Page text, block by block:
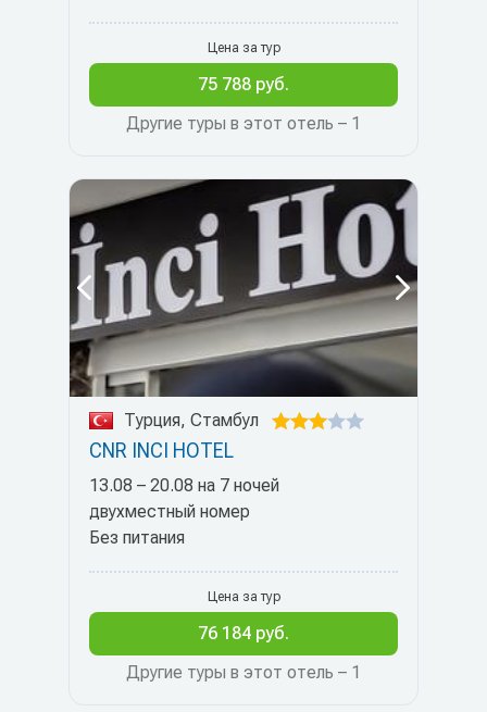
Другие туры в этот отель – 1
Цена за тур
75 788 руб.
Турция, Стамбул
CNR INCI HOTEL
13.08 – 20.08 на 7 ночей
двухместный номер
Без питания
Другие туры в этот отель – 1
Цена за тур
76 184 руб.